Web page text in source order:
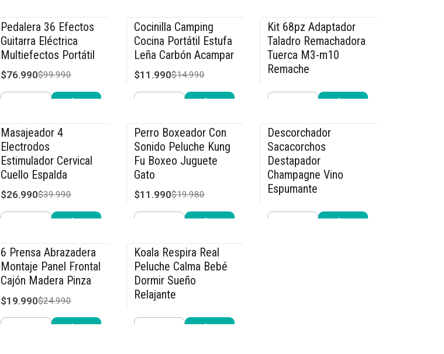
-23% OFF
Pedalera 36 Efectos
Guitarra Eléctrica
Multiefectos Portátil
$76.990$99.990
-20% OFF
Cocinilla Camping
Cocina Portátil Estufa
Leña Carbón Acampar
$11.990$14.990
-14% OFF
Kit 68pz Adaptador
Taladro Remachadora
Tuerca M3-m10
Remache
$29.990
-33% OFF
Masajeador 4
Electrodos
Estimulador Cervical
Cuello Espalda
$26.990$39.990
-40% OFF
Perro Boxeador Con
Sonido Peluche Kung
Fu Boxeo Juguete
Gato
$11.990$19.980
-15% OFF
Descorchador
Sacacorchos
Destapador
Champagne Vino
Espumante
$21.240
-20% OFF
6 Prensa Abrazadera
Montaje Panel Frontal
Cajón Madera Pinza
$19.990$24.990
-26% OFF
Koala Respira Real
Peluche Calma Bebé
Dormir Sueño
Relajante
$19.990